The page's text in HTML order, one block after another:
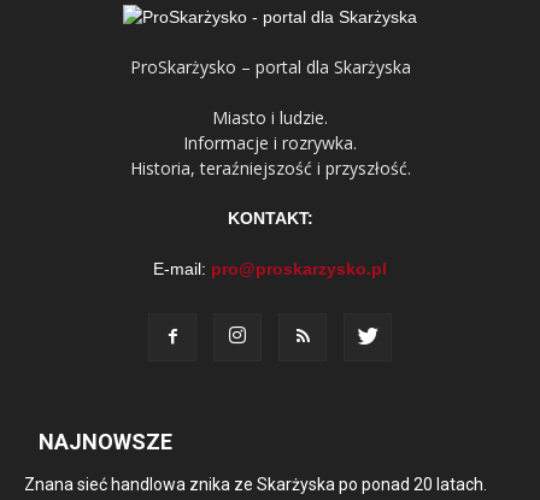
ProSkarżysko – portal dla Skarżyska
Miasto i ludzie.
Informacje i rozrywka.
Historia, teraźniejszość i przyszłość.
KONTAKT:
E-mail: pro@proskarzysko.pl
NAJNOWSZE
Znana sieć handlowa znika ze Skarżyska po ponad 20 latach.